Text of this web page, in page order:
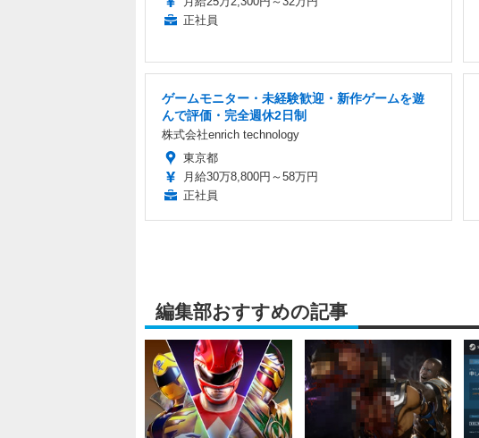
正社員
ゲームモニター・未経験歓迎・新作ゲームを遊
んで評価・完全週休2日制
株式会社enrich technology
東京都
月給30万8,800円～58万円
正社員
編集部おすすめの記事